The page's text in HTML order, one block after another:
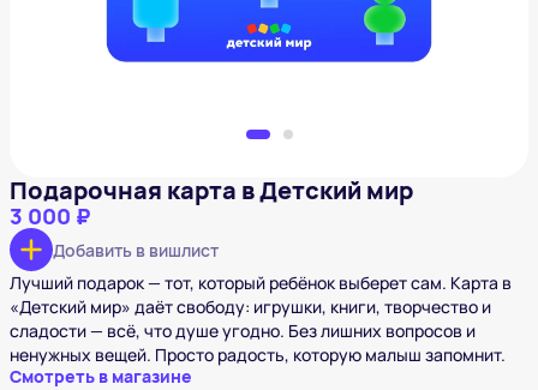
Подарочная карта в Детский мир
3 000 ₽
Добавить в вишлист
Лучший подарок — тот, который ребёнок выберет сам. Карта в
«Детский мир» даёт свободу: игрушки, книги, творчество и
сладости — всё, что душе угодно. Без лишних вопросов и
ненужных вещей. Просто радость, которую малыш запомнит.
Смотреть в магазине